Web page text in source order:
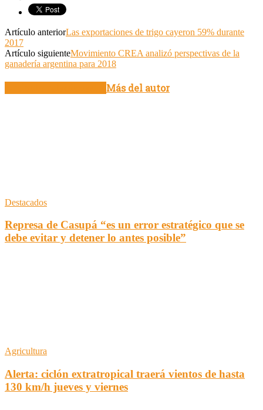
Artículo anteriorLas exportaciones de trigo cayeron 59% durante
2017
Artículo siguienteMovimiento CREA analizó perspectivas de la
ganadería argentina para 2018
Más del autor
Destacados
Represa de Casupá “es un error estratégico que se
debe evitar y detener lo antes posible”
Agricultura
Alerta: ciclón extratropical traerá vientos de hasta
130 km/h jueves y viernes